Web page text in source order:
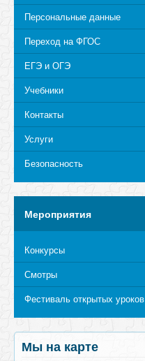
Персональные данные
Переход на ФГОС
ЕГЭ и ОГЭ
Учебники
Контакты
Услуги
Безопасность
Мероприятия
Конкурсы
Смотры
Фестиваль открытых уроков
Мы на карте